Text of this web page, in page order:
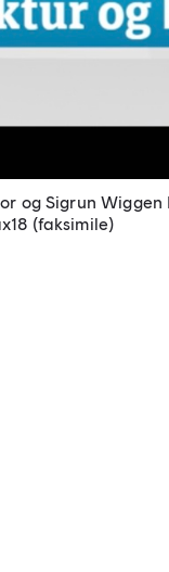
og Sigrun
(faksimile)